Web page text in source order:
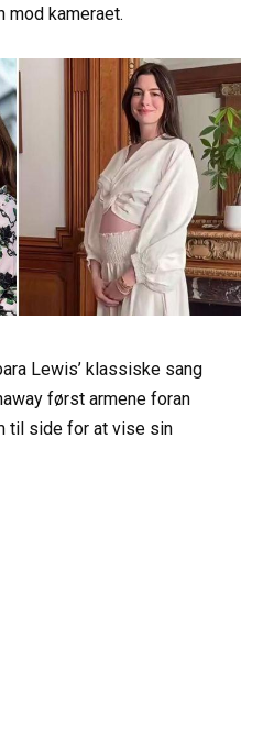
mod kameraet.
Lewis’ klassiske sang
først armene foran
til side for at vise sin